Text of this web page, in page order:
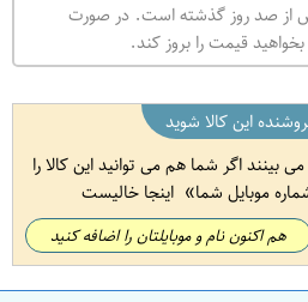
از صد روز گذشته است. در صورت
بخواهید قیمت را بروز کند.
این کالا شوید
بینند اگر شما هم می توانید این کالا را
موبایل شما اینجا خالیست
هم اکنون نام و موبایلتان را اضافه کنید